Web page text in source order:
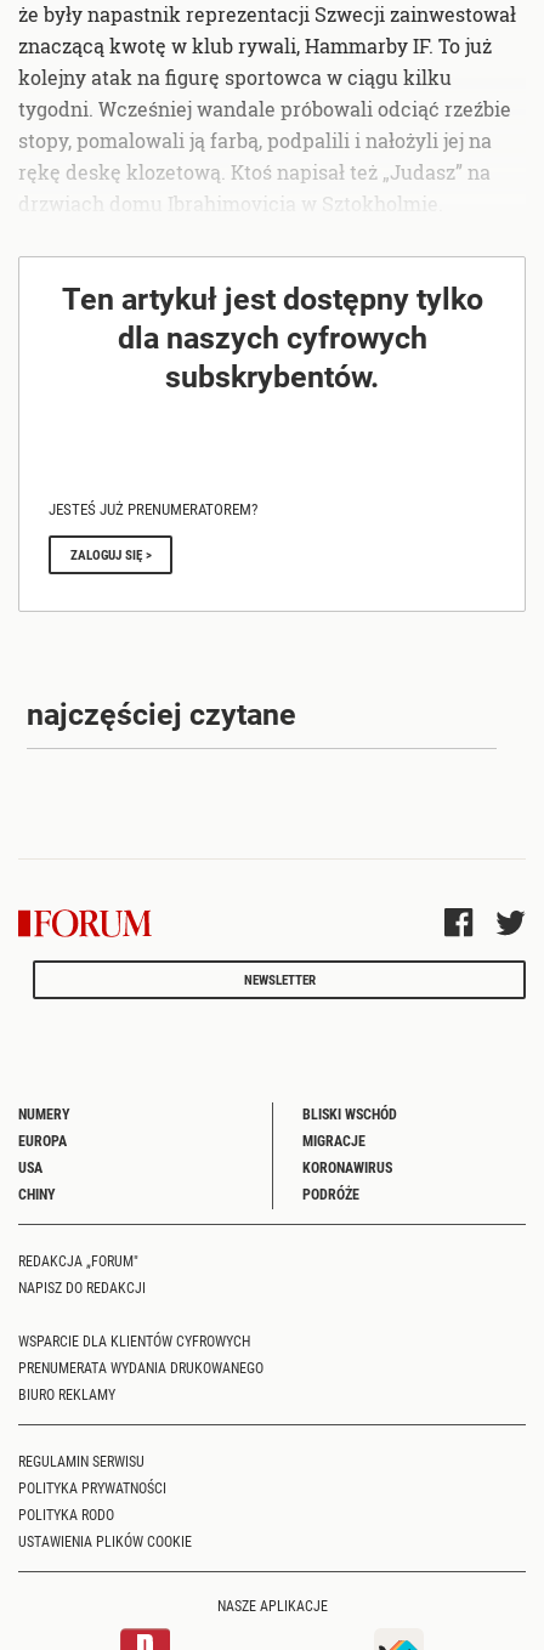
że były napastnik reprezentacji Szwecji zainwestował
znaczącą kwotę w klub rywali, Hammarby IF. To już
kolejny atak na figurę sportowca w ciągu kilku
tygodni. Wcześniej wandale próbowali odciąć rzeźbie
stopy, pomalowali ją farbą, podpalili i nałożyli jej na
rękę deskę klozetową. Ktoś napisał też „Judasz” na
drzwiach domu Ibrahimovicia w Sztokholmie.
Ten artykuł jest dostępny tylko
dla naszych cyfrowych
subskrybentów.
JESTEŚ JUŻ PRENUMERATOREM?
ZALOGUJ SIĘ >
najczęściej czytane
NEWSLETTER
NUMERY
EUROPA
USA
CHINY
BLISKI WSCHÓD
MIGRACJE
KORONAWIRUS
PODRÓŻE
REDAKCJA „FORUM"
NAPISZ DO REDAKCJI
WSPARCIE DLA KLIENTÓW CYFROWYCH
PRENUMERATA WYDANIA DRUKOWANEGO
BIURO REKLAMY
REGULAMIN SERWISU
POLITYKA PRYWATNOŚCI
POLITYKA RODO
USTAWIENIA PLIKÓW COOKIE
NASZE APLIKACJE